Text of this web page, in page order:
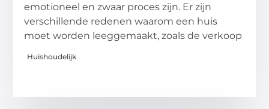
emotioneel en zwaar proces zijn. Er zijn
verschillende redenen waarom een huis
moet worden leeggemaakt, zoals de verkoop
Huishoudelijk